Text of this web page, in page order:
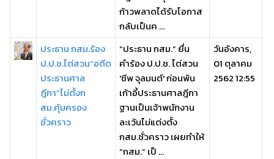
ก้าวพลาดได้รับโอกาส
กลับเป็นค ...
ประธาน กสม.ร้อง
ป.ป.ช.ไต่สวน“อดีต
ประธานศาล
ฎีกา”ไม่ตั้งก
สม.คุ้มครอง
ชั่วคราว
“ประธาน กสม.” ยื่น
คำร้อง ป.ป.ช. ไต่สวน
'ชีพ จุลมนต์' ก่อนพ้น
เก้าอี้ประธานศาลฎีกา
ฐานเป็นเจ้าพนักงาน
ละเว้นไม่แต่งตั้ง
กสม.ชั่วคราว เผยทำให้
“กสม.” เป็ ...
วันอังคาร,
01 ตุลาคม
2562 12:55